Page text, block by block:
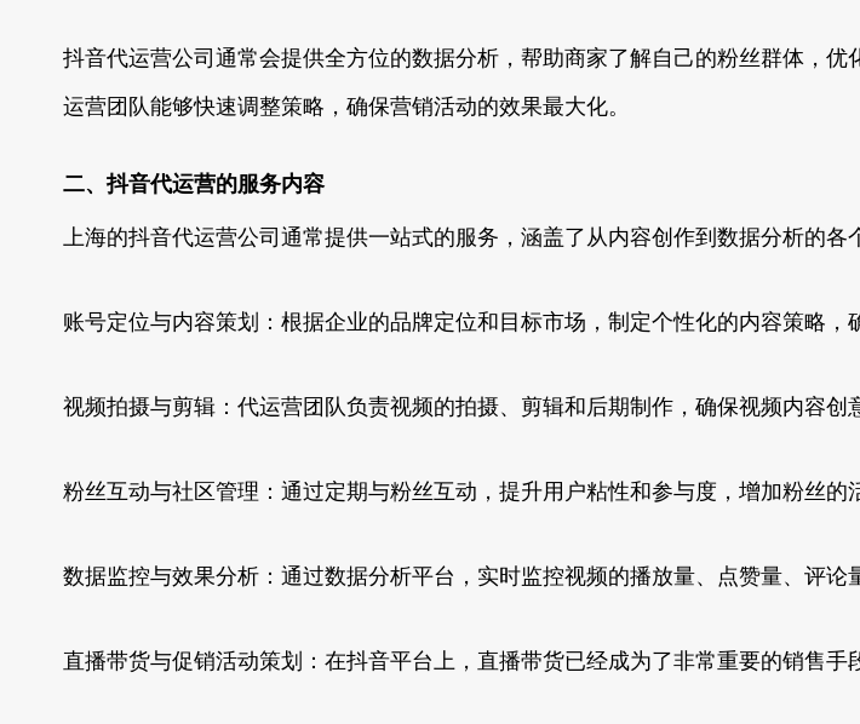
抖音代运营公司通常会提供全方位的数据分析，帮助商家了解自己的粉丝群体，
运营团队能够快速调整策略，确保营销活动的效果最大化。
二、抖音代运营的服务内容
上海的抖音代运营公司通常提供一站式的服务，涵盖了从内容创作到数据分析的
账号定位与内容策划：根据企业的品牌定位和目标市场，制定个性化的内容策略，
视频拍摄与剪辑：代运营团队负责视频的拍摄、剪辑和后期制作，确保视频内容创
粉丝互动与社区管理：通过定期与粉丝互动，提升用户粘性和参与度，增加粉丝的
数据监控与效果分析：通过数据分析平台，实时监控视频的播放量、点赞量、评论
直播带货与促销活动策划：在抖音平台上，直播带货已经成为了非常重要的销售